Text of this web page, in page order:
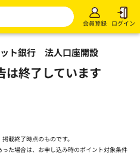
会員登録 ログイン
ト銀行 法人口座開設
は終了しています
載終了時点のものです。
た場合は、お申し込み時のポイント対象条件